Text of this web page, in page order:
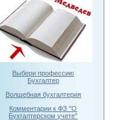
Выбери профессию
Бухгалтер
Волшебная бухгалтерия
Комментарии к ФЗ "О
Бухгалтерском учете"